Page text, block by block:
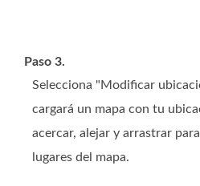
Paso 3.
Selecciona "Modificar
cargará un mapa con tu
acercar, alejar y arrastrar
lugares del mapa.